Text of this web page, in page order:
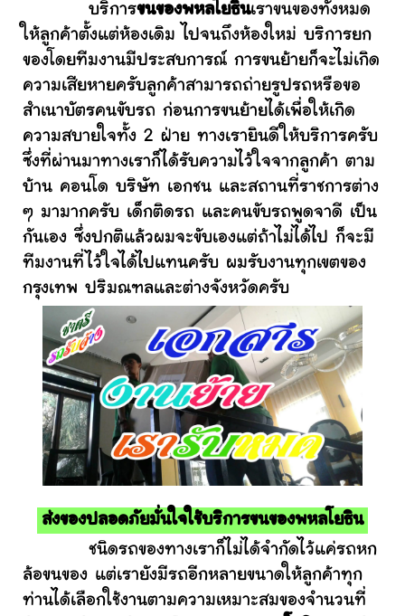
บริการขนของพหลโยธินเราขนของทั้งหมด
ให้ลูกค้าตั้งแต่ห้องเดิม ไปจนถึงห้องใหม่ บริการยก
ของโดยทีมงานมีประสบการณ์ การขนย้ายก็จะไม่เกิด
ความเสียหายครับลูกค้าสามารถถ่ายรูปรถหรือขอ
สำเนาบัตรคนขับรถ ก่อนการขนย้ายได้เพื่อให้เกิด
ความสบายใจทั้ง 2 ฝ่าย ทางเรายินดีให้บริการครับ
ซึ่งที่ผ่านมาทางเราก็ได้รับความไว้ใจจากลูกค้า ตาม
บ้าน คอนโด บริษัท เอกชน และสถานที่ราชการต่าง
ๆ มามากครับ เด็กติดรถ และคนขับรถพูดจาดี เป็น
กันเอง ซึ่งปกติแล้วผมจะขับเองแต่ถ้าไม่ได้ไป ก็จะมี
ทีมงานที่ไว้ใจได้ไปแทนครับ ผมรับงานทุกเขตของ
กรุงเทพ ปริมณฑลและต่างจังหวัดครับ
ส่งของปลอดภัยมั่นใจใช้บริการขนของพหลโยธิน
ชนิดรถของทางเราก็ไม่ได้จำกัดไว้แค่รถหก
ล้อขนของ แต่เรายังมีรถอีกหลายขนาดให้ลูกค้าทุก
ท่านได้เลือกใช้งานตามความเหมาะสมของจำนวนที่